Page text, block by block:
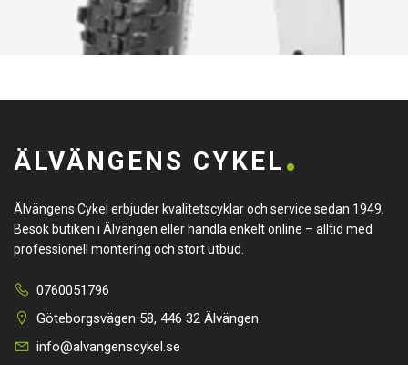
ÄLVÄNGENS CYKEL
Älvängens Cykel erbjuder kvalitetscyklar och service sedan 1949.
Besök butiken i Älvängen eller handla enkelt online – alltid med
professionell montering och stort utbud.
0760051796
Göteborgsvägen 58, 446 32 Älvängen
info@alvangenscykel.se